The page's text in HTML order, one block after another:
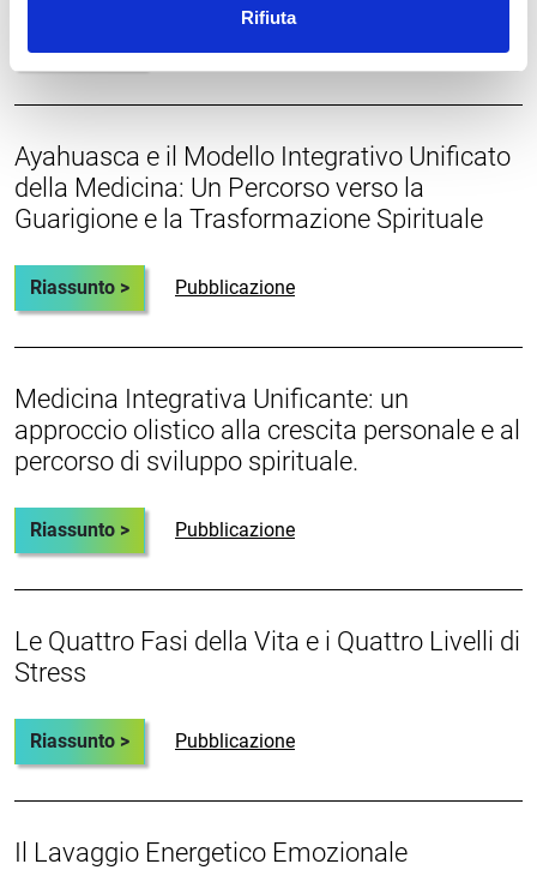
Rifiuta
Ayahuasca e il Modello Integrativo Unificato
della Medicina: Un Percorso verso la
Guarigione e la Trasformazione Spirituale
Riassunto > Pubblicazione
Medicina Integrativa Unificante: un
approccio olistico alla crescita personale e al
percorso di sviluppo spirituale.
Riassunto > Pubblicazione
Le Quattro Fasi della Vita e i Quattro Livelli di
Stress
Riassunto > Pubblicazione
Il Lavaggio Energetico Emozionale